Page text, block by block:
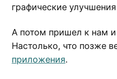
графические
А потом пришел к нам
Настолько, что позже
приложения.